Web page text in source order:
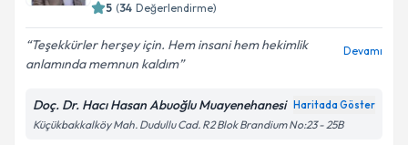
Kişisel verilerimin işlenmesine ilişkinAydınlatma
Metni'ni okudum ve kişisel verilerimin belirtilen
5 (34 Değerlendirme)
Teşekkürler herşey için. Hem insani hem hekimlik
anlamında memnun kaldım
Devamı
Doç. Dr. Hacı Hasan Abuoğlu Muayenehanesi Haritada Göster
Küçükbakkalköy Mah. Dudullu Cad. R2 Blok Brandium No:23 - 25B